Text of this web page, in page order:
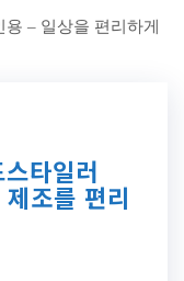
– 일상을 편리하게
타일러
조를 편리